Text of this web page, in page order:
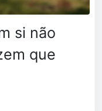
si não
que